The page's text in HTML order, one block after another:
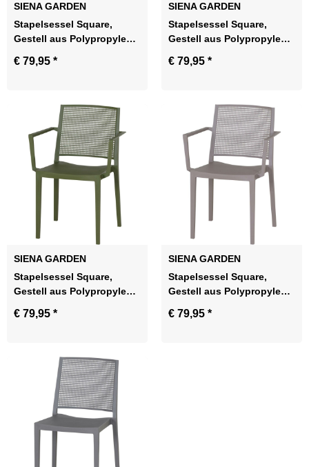
SIENA GARDEN
Stapelsessel Square,
Gestell aus Polypropylen
€ 79,95 *
SIENA GARDEN
Stapelsessel Square,
Gestell aus Polypropylen
€ 79,95 *
SIENA GARDEN
Stapelsessel Square,
Gestell aus Polypropylen
€ 79,95 *
SIENA GARDEN
Stapelsessel Square,
Gestell aus Polypropylen
€ 79,95 *